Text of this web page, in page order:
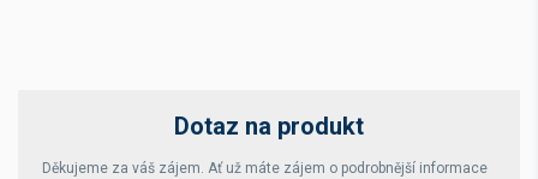
Dotaz na produkt
Děkujeme za váš zájem. Ať už máte zájem o podrobnější informace